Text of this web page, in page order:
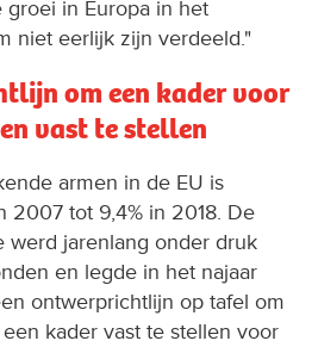
in Europa in het
niet eerlijk zijn verdeeld."
om een kader voor
vast te stellen
armen in de EU is
2007 tot 9,4% in 2018. De
werd jarenlang onder druk
en legde in het najaar
ontwerprichtlijn op tafel om
kader vast te stellen voor